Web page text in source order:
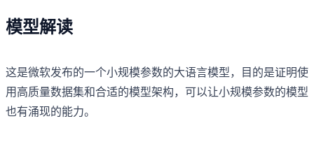
模型解读
这是微软发布的一个小规模参数的大语言模型，目的是证明使
用高质量数据集和合适的模型架构，可以让小规模参数的模型
也有涌现的能力。